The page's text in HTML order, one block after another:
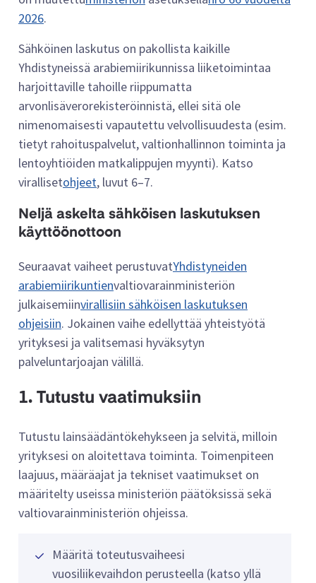
2026.
Sähköinen laskutus on pakollista kaikille
Yhdistyneissä arabiemiirikunnissa liiketoimintaa
harjoittaville tahoille riippumatta
arvonlisäverorekisteröinnistä, ellei sitä ole
nimenomaisesti vapautettu velvollisuudesta (esim.
tietyt rahoituspalvelut, valtionhallinnon toiminta ja
lentoyhtiöiden matkalippujen myynti). Katso
virallisetohjeet, luvut 6–7.
Neljä askelta sähköisen laskutuksen
käyttöönottoon
Seuraavat vaiheet perustuvatYhdistyneiden
arabiemiirikuntienvaltiovarainministeriön
julkaisemiinvirallisiin sähköisen laskutuksen
ohjeisiin. Jokainen vaihe edellyttää yhteistyötä
yrityksesi ja valitsemasi hyväksytyn
palveluntarjoajan välillä.
1. Tutustu vaatimuksiin
Tutustu lainsäädäntökehykseen ja selvitä, milloin
yrityksesi on aloitettava toiminta. Toimenpiteen
laajuus, määräajat ja tekniset vaatimukset on
määritelty useissa ministeriön päätöksissä sekä
valtiovarainministeriön ohjeissa.
Määritä toteutusvaiheesi
vuosiliikevaihdon perusteella (katso yllä